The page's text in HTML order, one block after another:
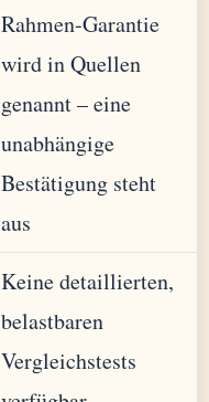
Rahmen-Garantie
wird in Quellen
genannt – eine
unabhängige
Bestätigung steht
aus
Keine detaillierten,
belastbaren
Vergleichstests